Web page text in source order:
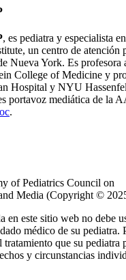
, es pediatra y especialista
un centro de atención
Nueva York. Es profesora
College of Medicine y
Hospital y NYU
portavoz mediática de la
.
of Pediatrics Council on
Media (Copyright ©
en este sitio web no debe
médico de su pediatra.
tratamiento que su pediatra
y circunstancias